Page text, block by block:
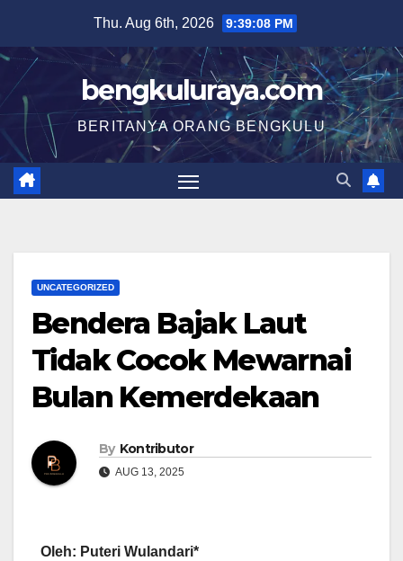
content
Thu. Aug 6th, 2026 9:39:09 PM
bengkuluraya.com
BERITANYA ORANG BENGKULU
UNCATEGORIZED
Bendera Bajak Laut
Tidak Cocok Mewarnai
Bulan Kemerdekaan
By Kontributor
AUG 13, 2025
Oleh: Puteri Wulandari*